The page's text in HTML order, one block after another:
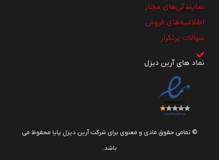
نمایندگی‌های مجاز
اطلاعیه‌های فروش
سوالات پرتکرار
نماد های آرین دیزل
© تمامی حقوق مادی و معنوی برای شرکت آرین دیزل پایا محفوظ می
باشد.